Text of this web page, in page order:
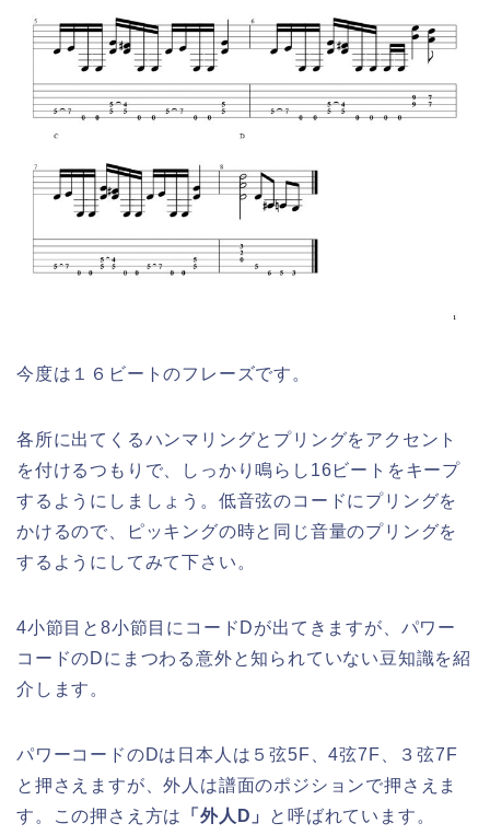
今度は１６ビートのフレーズです。
各所に出てくるハンマリングとプリングをアクセント
を付けるつもりで、しっかり鳴らし16ビートをキープ
するようにしましょう。低音弦のコードにプリングを
かけるので、ピッキングの時と同じ音量のプリングを
するようにしてみて下さい。
4小節目と8小節目にコードDが出てきますが、パワー
コードのDにまつわる意外と知られていない豆知識を紹
介します。
パワーコードのDは日本人は５弦5F、4弦7F、３弦7F
と押さえますが、外人は譜面のポジションで押さえま
す。この押さえ方は
「外人D」 と呼ばれています。